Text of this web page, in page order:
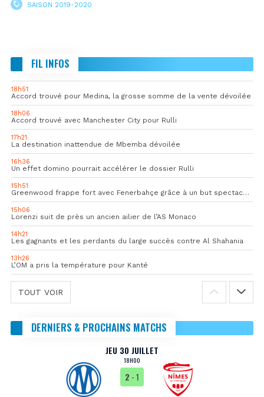
SAISON 2019-2020
FIL INFOS
18h51
Accord trouvé pour Medina, la grosse somme de la vente dévoilée
18h06
Accord trouvé avec Manchester City pour Rulli
17h21
La destination inattendue de Mbemba dévoilée
16h36
Un effet domino pourrait accélérer le dossier Rulli
15h51
Greenwood frappe fort avec Fenerbahçe grâce à un but spectaculaire
15h06
Lorenzi suit de près un ancien ailier de l’AS Monaco
14h21
Les gagnants et les perdants du large succès contre Al Shahania
13h26
L’OM a pris la température pour Kanté
TOUT VOIR
DERNIERS & PROCHAINS MATCHS
JEU 30 JUILLET
18H00
2 - 1